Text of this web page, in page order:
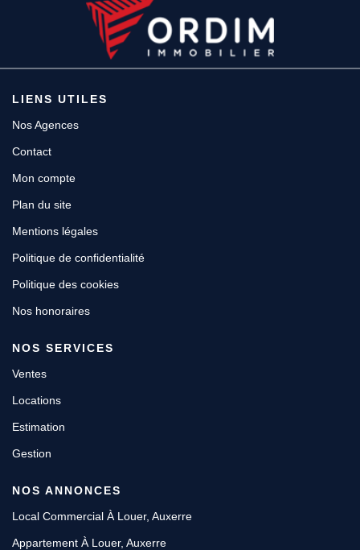
LIENS UTILES
Nos Agences
Contact
Mon compte
Plan du site
Mentions légales
Politique de confidentialité
Politique des cookies
Nos honoraires
NOS SERVICES
Ventes
Locations
Estimation
Gestion
NOS ANNONCES
Local Commercial À Louer, Auxerre
Appartement À Louer, Auxerre